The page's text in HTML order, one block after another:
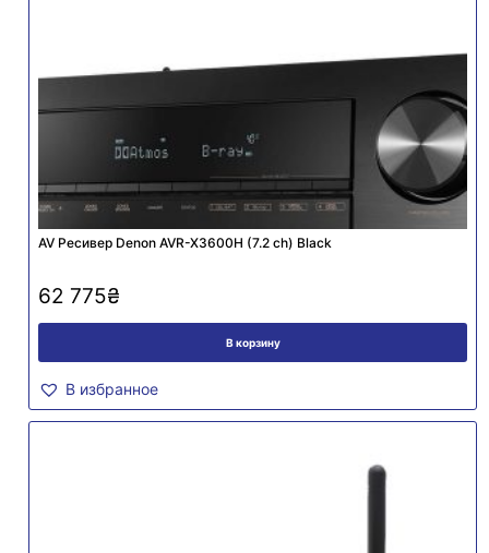
AV Ресивер Denon AVR-X3600H (7.2 сh) Black
62 775₴
В корзину
В избранное